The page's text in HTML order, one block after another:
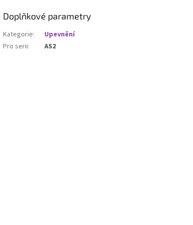
Doplňkové parametry
Kategorie:
Upevnění
Pro serii: AS2